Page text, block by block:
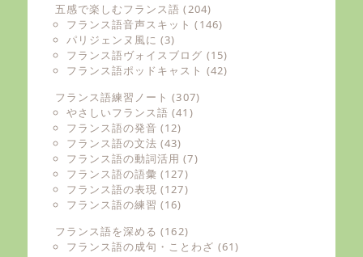
五感で楽しむフランス語 (204)
フランス語音声スキット (146)
パリジェンヌ風に (3)
フランス語ヴォイスブログ (15)
フランス語ポッドキャスト (42)
フランス語練習ノート (307)
やさしいフランス語 (41)
フランス語の発音 (12)
フランス語の文法 (43)
フランス語の動詞活用 (7)
フランス語の語彙 (127)
フランス語の表現 (127)
フランス語の練習 (16)
フランス語を深める (162)
フランス語の成句・ことわざ (61)